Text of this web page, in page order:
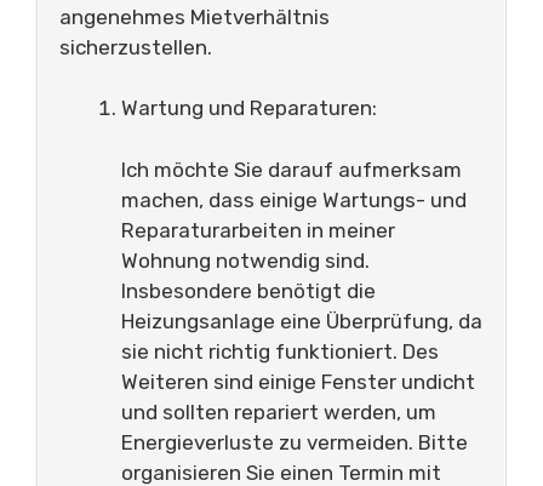
angenehmes Mietverhältnis
sicherzustellen.
Wartung und Reparaturen:
Ich möchte Sie darauf aufmerksam
machen, dass einige Wartungs- und
Reparaturarbeiten in meiner
Wohnung notwendig sind.
Insbesondere benötigt die
Heizungsanlage eine Überprüfung, da
sie nicht richtig funktioniert. Des
Weiteren sind einige Fenster undicht
und sollten repariert werden, um
Energieverluste zu vermeiden. Bitte
organisieren Sie einen Termin mit